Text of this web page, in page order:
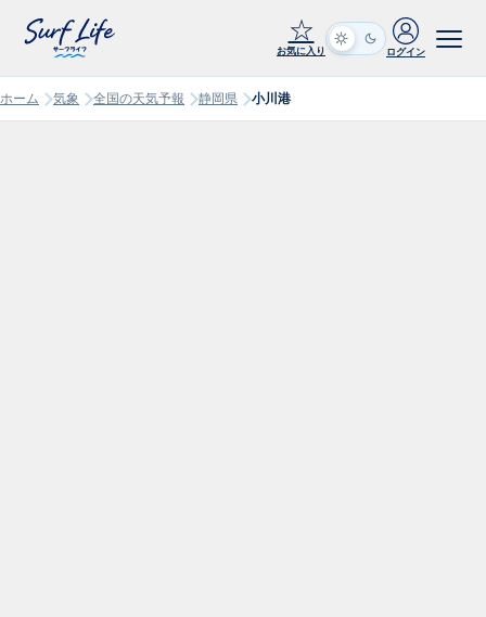
☆
お気に入り ログイン
ホーム 気象 全国の天気予報 静岡県 小川港